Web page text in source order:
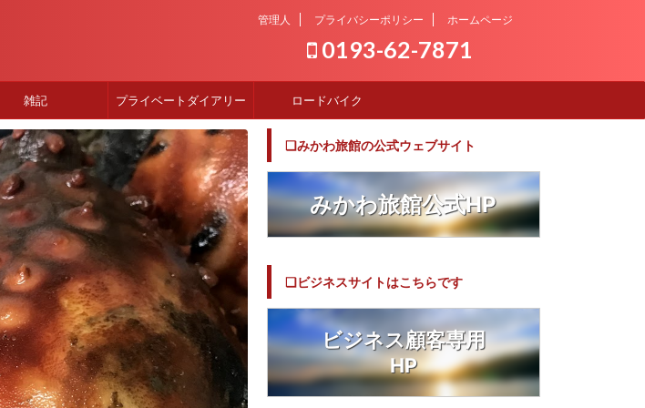
管理人 プライバシーポリシー ホームページ
0193-62-7871
雑記 プライベートダイアリー ロードバイク
❏みかわ旅館の公式ウェブサイト
みかわ旅館公式HP
❏ビジネスサイトはこちらです
ビジネス顧客専用
HP